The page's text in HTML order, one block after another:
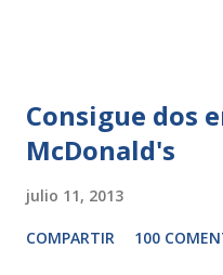
Consigue dos
McDonald's
julio 11, 2013
COMPARTIR 100